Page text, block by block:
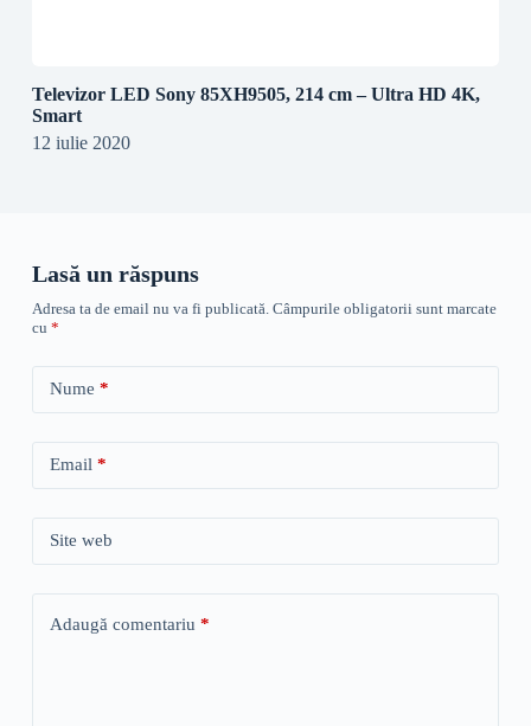
Televizor LED Sony 85XH9505, 214 cm – Ultra HD 4K,
Smart
12 iulie 2020
Lasă un răspuns
Adresa ta de email nu va fi publicată. Câmpurile obligatorii sunt marcate
cu *
Nume *
Email*
Site web
Adaugă comentariu *